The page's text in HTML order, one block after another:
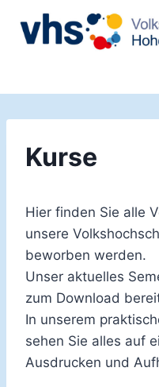
Inhalt
Kurse
Hier finden Sie alle
unsere
beworben werden.
Unser aktuelles
zum Download
In unserem
sehen Sie alles auf
Ausdrucken und